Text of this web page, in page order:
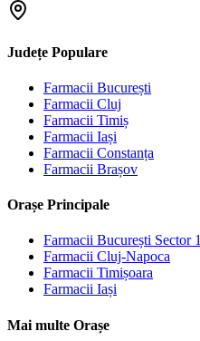
Județe Populare
Farmacii București
Farmacii Cluj
Farmacii Timiș
Farmacii Iași
Farmacii Constanța
Farmacii Brașov
Orașe Principale
Farmacii București Sector 1
Farmacii Cluj-Napoca
Farmacii Timișoara
Farmacii Iași
Mai multe Orașe